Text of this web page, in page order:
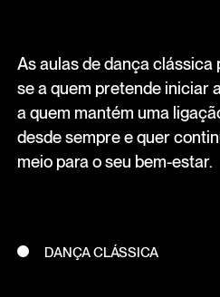
As aulas de dança clássica
se a quem pretende iniciar
a quem mantém uma
desde sempre e quer
meio para o seu bem-estar.
DANÇA CLÁSSICA